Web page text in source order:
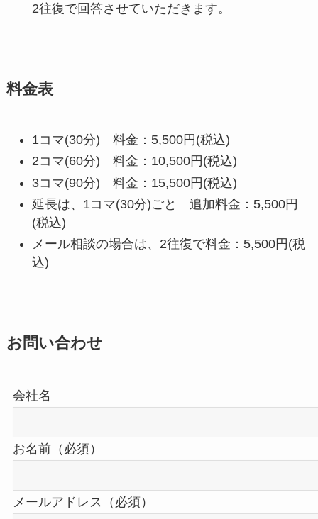
2往復で回答させていただきます。
料金表
1コマ(30分) 料金：5,500円(税込)
2コマ(60分) 料金：10,500円(税込)
3コマ(90分) 料金：15,500円(税込)
延長は、1コマ(30分)ごと 追加料金：5,500円
(税込)
メール相談の場合は、2往復で料金：5,500円(税
込)
お問い合わせ
会社名
お名前（必須）
メールアドレス（必須）